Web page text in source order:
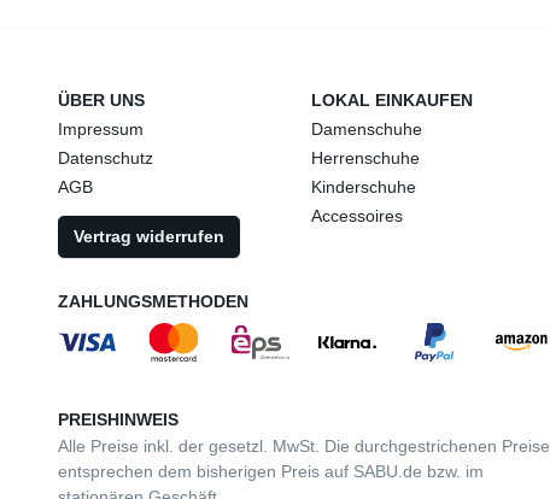
ÜBER UNS
Impressum
Datenschutz
AGB
Vertrag widerrufen
LOKAL EINKAUFEN
Damenschuhe
Herrenschuhe
Kinderschuhe
Accessoires
ZAHLUNGSMETHODEN
PREISHINWEIS
Alle Preise inkl. der gesetzl. MwSt. Die durchgestrichenen Preise
entsprechen dem bisherigen Preis auf SABU.de bzw. im